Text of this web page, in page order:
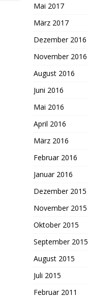
Mai 2017
März 2017
Dezember 2016
November 2016
August 2016
Juni 2016
Mai 2016
April 2016
März 2016
Februar 2016
Januar 2016
Dezember 2015
November 2015
Oktober 2015
September 2015
August 2015
Juli 2015
Februar 2011